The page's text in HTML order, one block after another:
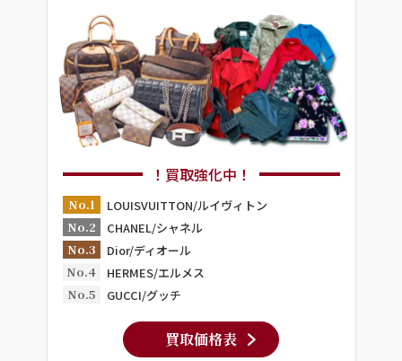
！買取強化中！
No.1
LOUISVUITTON/ルイヴィトン
No.2
CHANEL/シャネル
No.3
Dior/ディオール
No.4
HERMES/エルメス
No.5
GUCCI/グッチ
買取価格表